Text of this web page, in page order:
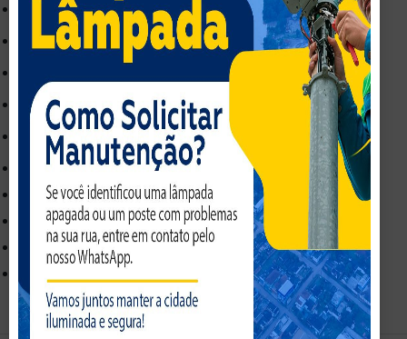
Baixa Saturação
Alta Saturação
Realçar Cabeçalho
Leitor da Tela
Ativar Modo Leitura
Dimensionar Conteudo 100%
Tamanho da Fonte 100%
Altura da Linha 100%
Espaçamento da Letra
%
WebMail Athus